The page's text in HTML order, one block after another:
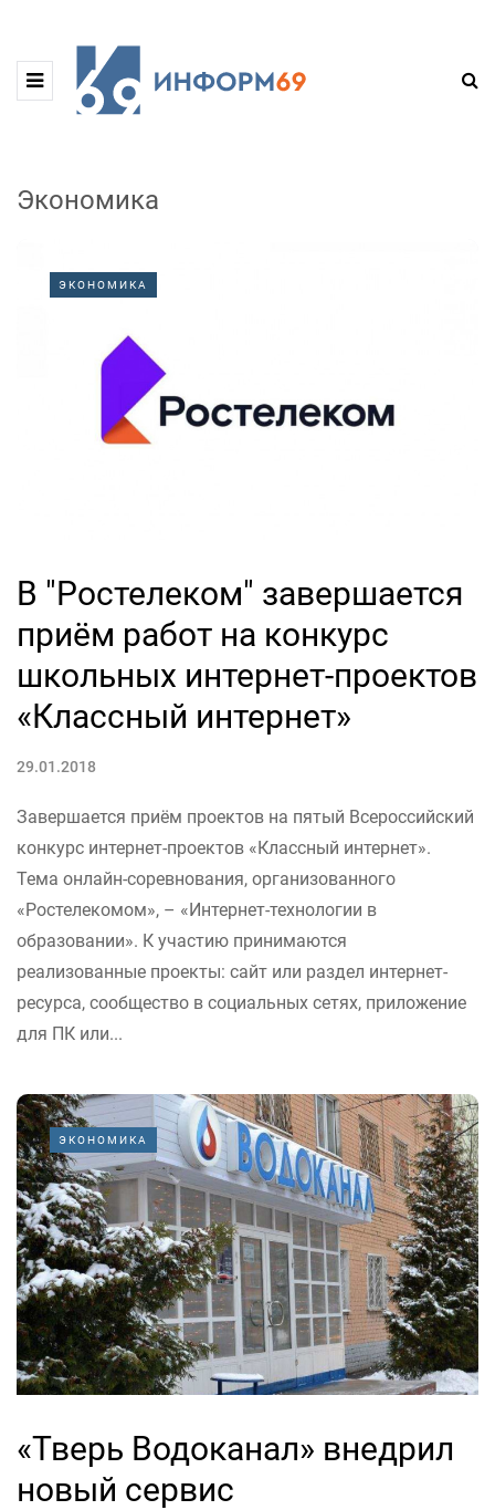
Экономика
ЭКОНОМИКА
В "Ростелеком" завершается
приём работ на конкурс
школьных интернет-проектов
«Классный интернет»
29.01.2018
Завершается приём проектов на пятый Всероссийский
конкурс интернет-проектов «Классный интернет».
Тема онлайн-соревнования, организованного
«Ростелекомом», – «Интернет-технологии в
образовании». К участию принимаются
реализованные проекты: сайт или раздел интернет-
ресурса, сообщество в социальных сетях, приложение
для ПК или...
ЭКОНОМИКА
«Тверь Водоканал» внедрил
новый сервис